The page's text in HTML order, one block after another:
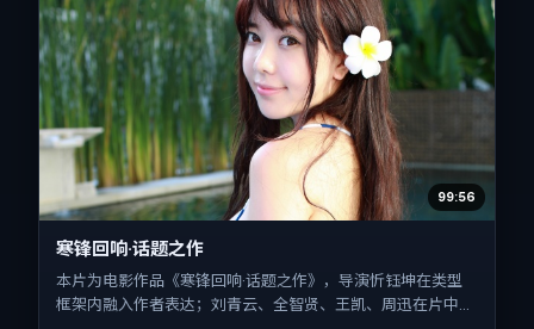
99:56
寒锋回响·话题之作
本片为电影作品《寒锋回响·话题之作》，导演忻钰坤在类型
框架内融入作者表达；刘青云、全智贤、王凯、周迅在片中承